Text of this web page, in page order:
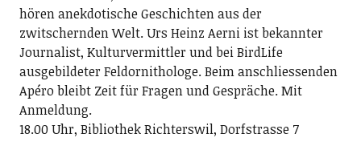
hören anekdotische Geschichten aus der
zwitschernden Welt. Urs Heinz Aerni ist bekannter
Journalist, Kulturvermittler und bei BirdLife
ausgebildeter Feldornithologe. Beim anschliessenden
Apéro bleibt Zeit für Fragen und Gespräche. Mit
Anmeldung.
18.00 Uhr, Bibliothek Richterswil, Dorfstrasse 7